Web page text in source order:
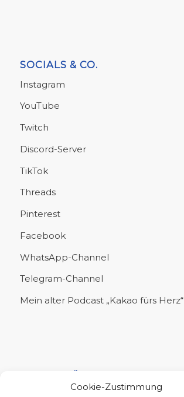
Cookie-Zustimmung
SOCIALS & CO.
Instagram
YouTube
Twitch
Discord-Server
TikTok
Threads
Pinterest
Facebook
WhatsApp-Channel
Telegram-Channel
Mein alter Podcast „Kakao fürs Herz“